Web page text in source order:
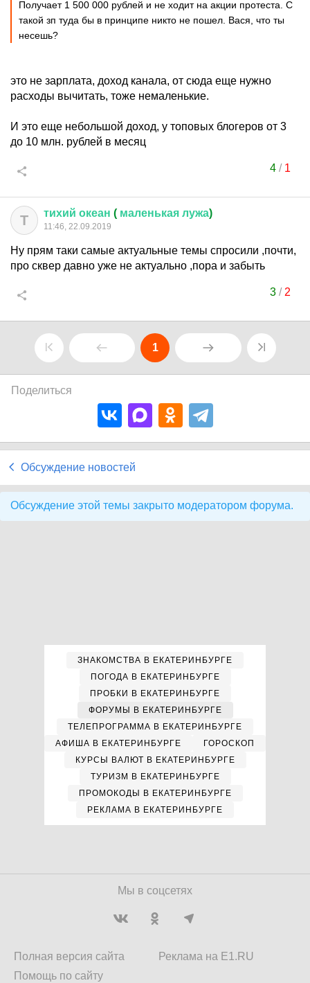
Получает 1 500 000 рублей и не ходит на акции протеста. С
такой зп туда бы в принципе никто не пошел. Вася, что ты
несешь?
это не зарплата, доход канала, от сюда еще нужно
расходы вычитать, тоже немаленькие.
И это еще небольшой доход, у топовых блогеров от 3
до 10 млн. рублей в месяц
4/ 1
Т тихий океан ( маленькая лужа)
11:46, 22.09.2019
Ну прям таки самые актуальные темы спросили ,почти,
про сквер давно уже не актуально ,пора и забыть
3/ 2
1
Поделиться
Обсуждение новостей
Обсуждение этой темы закрыто модератором форума.
ЗНАКОМСТВА В ЕКАТЕРИНБУРГЕ
ПОГОДА В ЕКАТЕРИНБУРГЕ
ПРОБКИ В ЕКАТЕРИНБУРГЕ
ФОРУМЫ В ЕКАТЕРИНБУРГЕ
ТЕЛЕПРОГРАММА В ЕКАТЕРИНБУРГЕ
АФИША В ЕКАТЕРИНБУРГЕ
ГОРОСКОП
КУРСЫ ВАЛЮТ В ЕКАТЕРИНБУРГЕ
ТУРИЗМ В ЕКАТЕРИНБУРГЕ
ПРОМОКОДЫ В ЕКАТЕРИНБУРГЕ
РЕКЛАМА В ЕКАТЕРИНБУРГЕ
Мы в соцсетях
Полная версия сайта
Помощь по сайту
Реклама на E1.RU